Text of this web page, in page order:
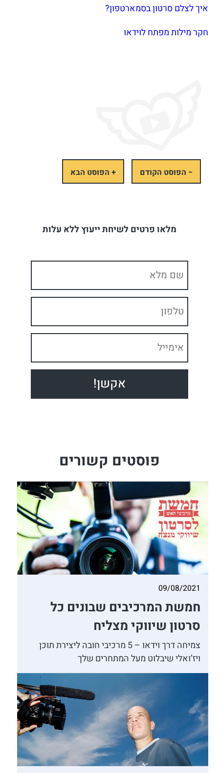
איך לצלם סרטון בסמארטפון?
חקר מילות מפתח לוידאו
− הפוסט הקודם + הפוסט הבא
מלאו פרטים לשיחת ייעוץ ללא עלות
פוסטים קשורים
09/08/2021
חמשת המרכיבים שבונים כל
סרטון שיווקי מצליח
צמיחה דרך וידאו – 5 מרכיבי חובה ליצירת תוכן
ויז’ואלי שיבלוט מעל המתחרים שלך